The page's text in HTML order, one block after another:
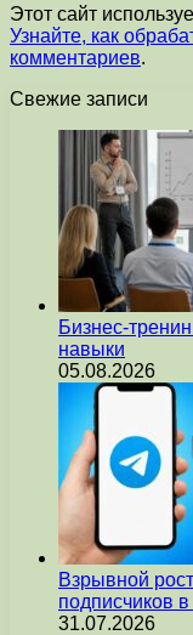
Этот сайт
Узнайте, как
комментариев.
Свежие записи
Бизнес-
навыки
05.08.2026
Взрывной
подписчиков
31.07.2026